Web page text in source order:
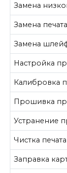
Замена
Замена
Замена
Настройка
Калибровка
Прошивка
Устранение
Чистка
Заправка